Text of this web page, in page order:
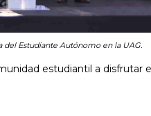
del Estudiante Autónomo en la UAG.
estudiantil a disfrutar